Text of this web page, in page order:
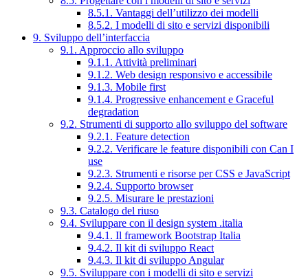
8.5.1. Vantaggi dell’utilizzo dei modelli
8.5.2. I modelli di sito e servizi disponibili
9. Sviluppo dell’interfaccia
9.1. Approccio allo sviluppo
9.1.1. Attività preliminari
9.1.2. Web design responsivo e accessibile
9.1.3. Mobile first
9.1.4. Progressive enhancement e Graceful
degradation
9.2. Strumenti di supporto allo sviluppo del software
9.2.1. Feature detection
9.2.2. Verificare le feature disponibili con Can I
use
9.2.3. Strumenti e risorse per CSS e JavaScript
9.2.4. Supporto browser
9.2.5. Misurare le prestazioni
9.3. Catalogo del riuso
9.4. Sviluppare con il design system .italia
9.4.1. Il framework Bootstrap Italia
9.4.2. Il kit di sviluppo React
9.4.3. Il kit di sviluppo Angular
9.5. Sviluppare con i modelli di sito e servizi